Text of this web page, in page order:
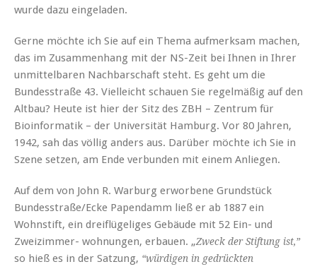
wurde dazu eingeladen.
Gerne möchte ich Sie auf ein Thema aufmerksam machen,
das im Zusammenhang mit der NS-Zeit bei Ihnen in Ihrer
unmittelbaren Nachbarschaft steht. Es geht um die
Bundesstraße 43. Vielleicht schauen Sie regelmäßig auf den
Altbau? Heute ist hier der Sitz des ZBH – Zentrum für
Bioinformatik – der Universität Hamburg. Vor 80 Jahren,
1942, sah das völlig anders aus. Darüber möchte ich Sie in
Szene setzen, am Ende verbunden mit einem Anliegen.
Auf dem von John R. Warburg erworbene Grundstück
Bundesstraße/Ecke Papendamm ließ er ab 1887 ein
Wohnstift, ein dreiflügeliges Gebäude mit 52 Ein- und
Zweizimmer- wohnungen, erbauen. „Zweck der Stiftung ist,”
so hieß es in der Satzung, “würdigen in gedrückten